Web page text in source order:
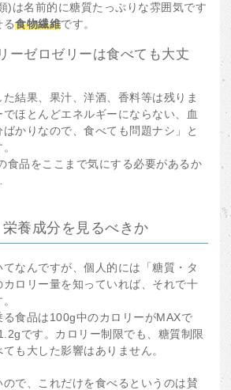
)は名前的に糖質たっぷりな雰囲気です
る食物繊維です。
ーゼロゼリーは食べても大丈
結果、果汁、洋酒、香料等は残りま
ほとんどエネルギーにならない、血
かりなので、食べても問題ナシ」と
食品をここまで気にする必要があるか
養成分を見るべきか
なんですが、個人的には「糖質・タ
カロリー量を知っていれば、それで十
る食品は100g中のカロリーがMAXで
です。カロリー制限でも、糖質制限
も大した影響はありません。
で、これだけを食べるというのは賛